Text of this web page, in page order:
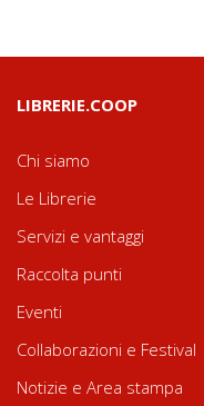
LIBRERIE.COOP
Chi siamo
Le Librerie
Servizi e vantaggi
Raccolta punti
Eventi
Collaborazioni e Festival
Notizie e Area stampa